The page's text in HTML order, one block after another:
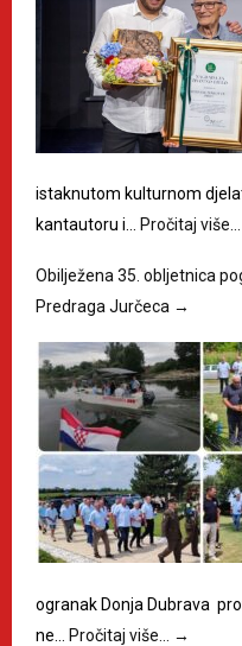
istaknutom kulturnom
kantautoru i…
Pročitaj više…
Obilježena 35. obljetnica
Predraga Jurčeca →
ogranak Donja Dubrava
ne…
Pročitaj više… →